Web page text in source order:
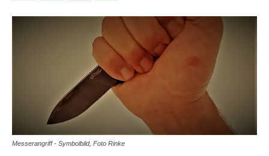
Messerangriff - Symbolbild, Foto Rinke